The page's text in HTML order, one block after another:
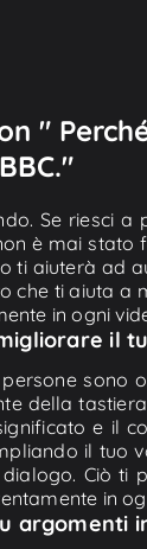
"
Se riesci
è mai
aiuterà ad
ti aiuta
in ogni
il
sono
della
e il
il tuo
Ciò ti
in
argomenti